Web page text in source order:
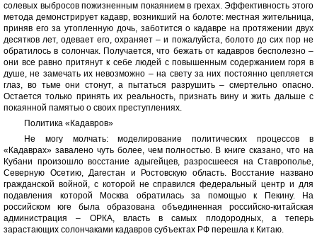
солевых выбросов пожизненным покаянием в грехах. Эффективность этого
метода демонстрирует кадавр, возникший на болоте: местная жительница,
приняв его за утопленную дочь, заботится о кадавре на протяжении двух
десятков лет, одевает его, охраняет – и пожалуйста, болото до сих пор не
обратилось в солончак. Получается, что бежать от кадавров бесполезно –
они все равно притянут к себе людей с повышенным содержанием горя в
душе, не замечать их невозможно – на свету за них постоянно цепляется
глаз, во тьме они стонут, а пытаться разрушить – смертельно опасно.
Остается только принять их реальность, признать вину и жить дальше с
покаянной памятью о своих преступлениях.
Политика «Кадавров»
Не могу молчать: моделирование политических процессов в
«Кадаврах» завалено чуть более, чем полностью. В книге сказано, что на
Кубани произошло восстание адыгейцев, разросшееся на Ставрополье,
Северную Осетию, Дагестан и Ростовскую область. Восстание названо
гражданской войной, с которой не справился федеральный центр и для
подавления которой Москва обратилась за помощью к Пекину. На
российском юге была образована объединенная российско-китайская
администрация – ОРКА, власть в самых плодородных, а теперь
зарастающих солончаками кадавров субъектах РФ перешла к Китаю.